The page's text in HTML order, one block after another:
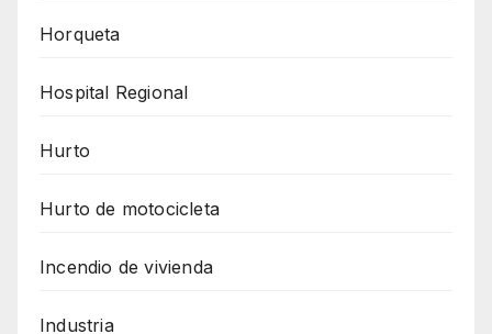
Horqueta
Hospital Regional
Hurto
Hurto de motocicleta
Incendio de vivienda
Industria